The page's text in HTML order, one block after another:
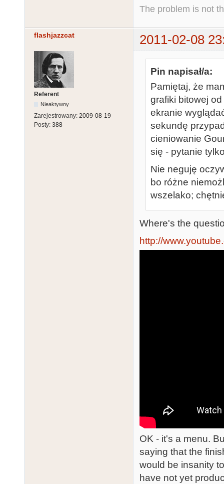
The problem is not
flashjazzcat 2011-02-08
Referent
Nieaktywny
Zarejestrowany: 2009-08-19
Posty: 388
Pin napisał/a:
Pamiętaj, że
grafiki bitowej
ekranie
sekundę
cieniowanie
się - pytanie
Nie neguję
bo różne
wszelako;
Where's the
http://
OK - it's a menu.
saying that the
would be insanity
have not yet